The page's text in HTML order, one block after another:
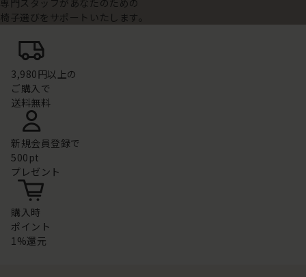
椅子選びをサポートいたします。
3,980円以上の
ご購入で
送料無料
新規会員登録で
500pt
プレゼント
購入時
ポイント
1%還元